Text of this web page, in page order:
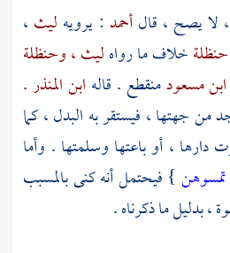
، لا يصح ، قالأحمد : يرويه ليث ،
حنظلةخلاف ما رواهليث ،وحنظلة
ابن مسعودمنقطع . قاله ابن المنذر .
من جهتها ، فيستقر به البدل ، كما
دارها ، أو باعتها وسلمتها . وأما
} فيحتمل أنه كنى بالمسبب
بدليل ما ذكرناه .